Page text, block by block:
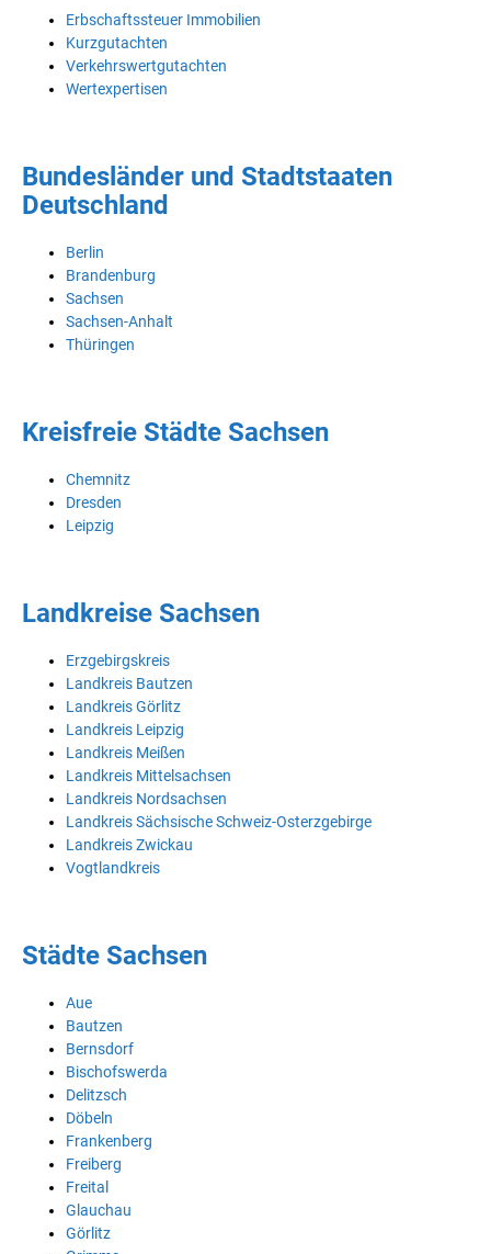
Erbschaftssteuer Immobilien
Kurzgutachten
Verkehrswertgutachten
Wertexpertisen
Bundesländer und Stadtstaaten
Deutschland
Berlin
Brandenburg
Sachsen
Sachsen-Anhalt
Thüringen
Kreisfreie Städte Sachsen
Chemnitz
Dresden
Leipzig
Landkreise Sachsen
Erzgebirgskreis
Landkreis Bautzen
Landkreis Görlitz
Landkreis Leipzig
Landkreis Meißen
Landkreis Mittelsachsen
Landkreis Nordsachsen
Landkreis Sächsische Schweiz-Osterzgebirge
Landkreis Zwickau
Vogtlandkreis
Städte Sachsen
Aue
Bautzen
Bernsdorf
Bischofswerda
Delitzsch
Döbeln
Frankenberg
Freiberg
Freital
Glauchau
Görlitz